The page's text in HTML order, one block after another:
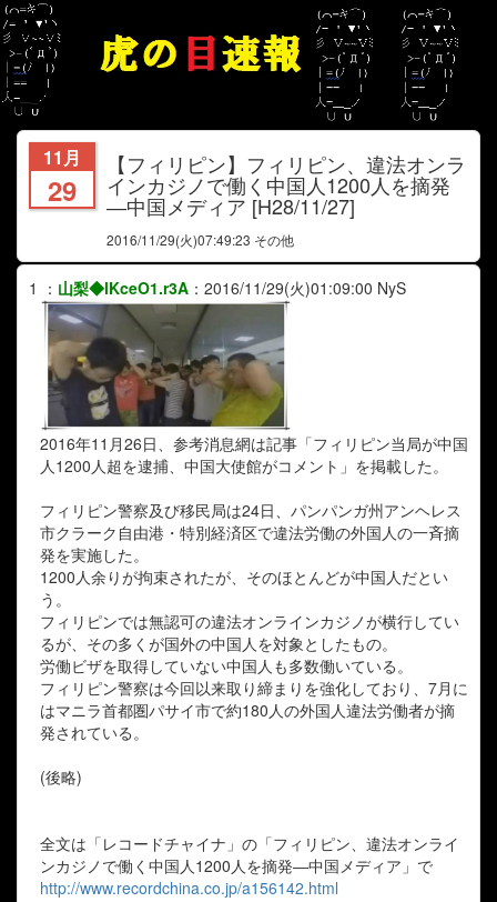
11月
29
【フィリピン】フィリピン、違法オンラ
インカジノで働く中国人1200人を摘発
―中国メディア [H28/11/27]
2016/11/29(火)07:49:23 その他
1 ： 山梨◆lKceO1.r3A ： 2016/11/29(火)01:09:00 NyS
2016年11月26日、参考消息網は記事「フィリピン当局が中国
人1200人超を逮捕、中国大使館がコメント」を掲載した。
フィリピン警察及び移民局は24日、パンパンガ州アンヘレス
市クラーク自由港・特別経済区で違法労働の外国人の一斉摘
発を実施した。
1200人余りが拘束されたが、そのほとんどが中国人だとい
う。
フィリピンでは無認可の違法オンラインカジノが横行してい
るが、その多くが国外の中国人を対象としたもの。
労働ビザを取得していない中国人も多数働いている。
フィリピン警察は今回以来取り締まりを強化しており、7月に
はマニラ首都圏パサイ市で約180人の外国人違法労働者が摘
発されている。
(後略)
全文は「レコードチャイナ」の「フィリピン、違法オンライ
ンカジノで働く中国人1200人を摘発―中国メディア」で
http://www.recordchina.co.jp/a156142.html